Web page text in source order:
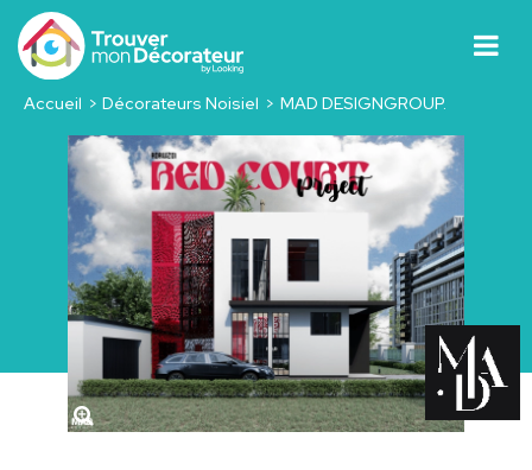
Accueil Décorateurs Noisiel MAD DESIGNGROUP.